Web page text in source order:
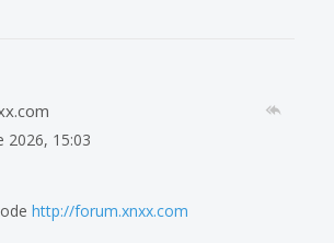
2026, 15:03
http://forum.xnxx.com